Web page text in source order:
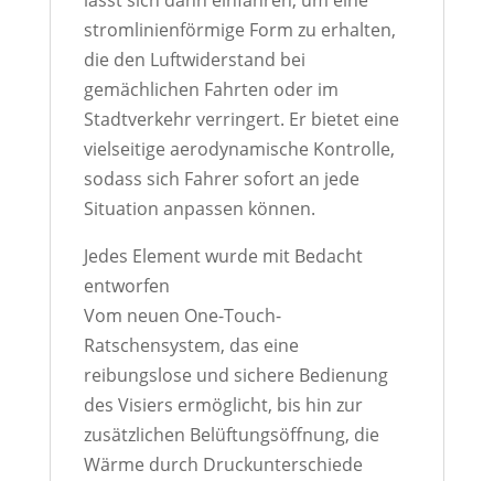
stromlinienförmige Form zu erhalten,
die den Luftwiderstand bei
gemächlichen Fahrten oder im
Stadtverkehr verringert. Er bietet eine
vielseitige aerodynamische Kontrolle,
sodass sich Fahrer sofort an jede
Situation anpassen können.
Jedes Element wurde mit Bedacht
entworfen
Vom neuen One-Touch-
Ratschensystem, das eine
reibungslose und sichere Bedienung
des Visiers ermöglicht, bis hin zur
zusätzlichen Belüftungsöffnung, die
Wärme durch Druckunterschiede